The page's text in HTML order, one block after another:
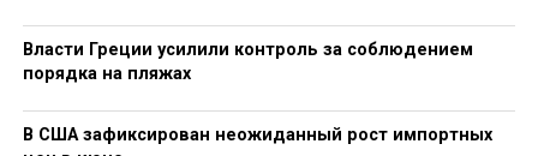
Власти Греции усилили контроль за соблюдением
порядка на пляжах
В США зафиксирован неожиданный рост импортных